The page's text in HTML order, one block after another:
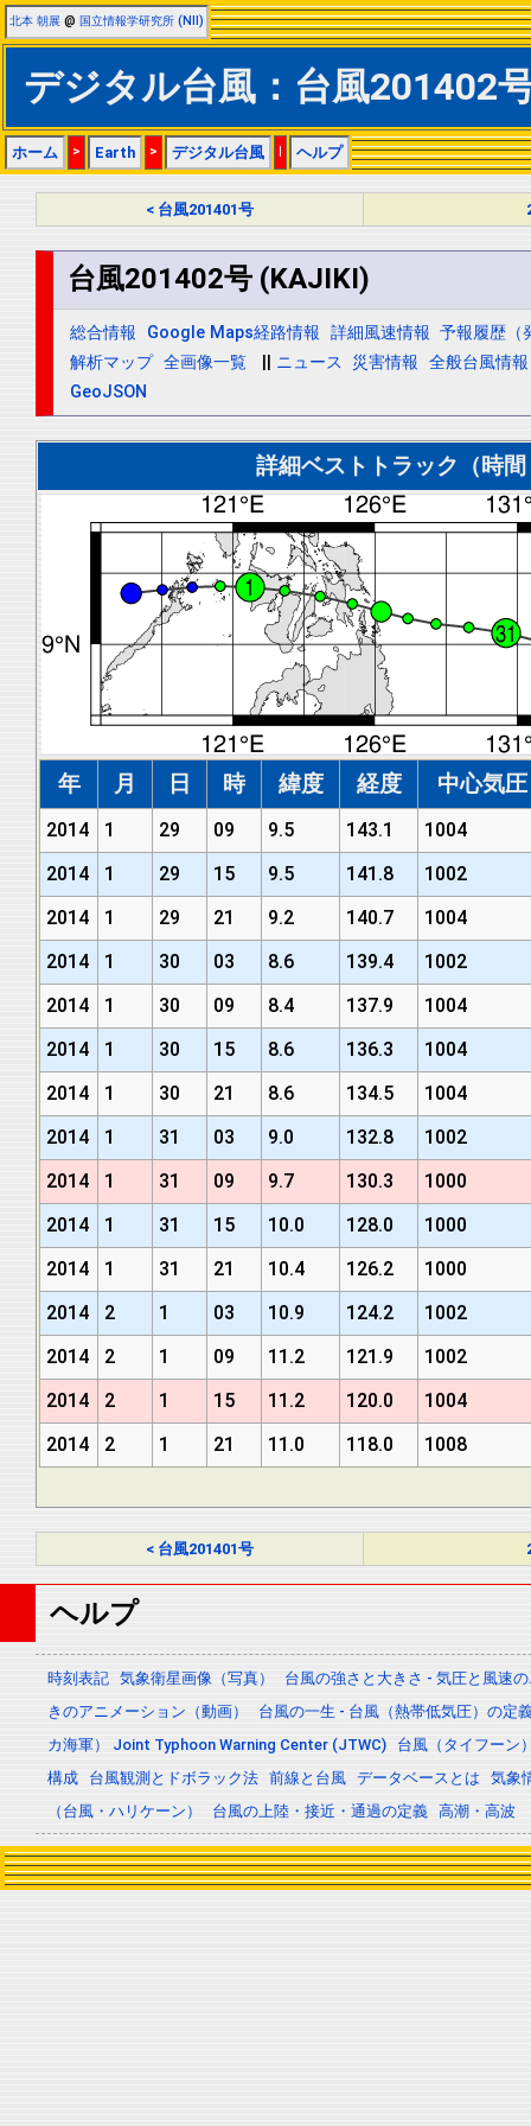
北本 朝展 @ 国立情報学研究所 (NII)
デジタル台風：台風201402
ホーム > Earth > デジタル台風 | ヘルプ
< 台風201401号
台風201402号 (KAJIKI)
総合情報 Google Maps経路情報 詳細風速情報 予報履歴（
解析マップ 全画像一覧 ニュース 災害情報 全般台風情報
GeoJSON
詳細ベストトラック（時
年 月 日 時 緯度 経度 中心気
2014 1 29 09 9.5 143.1
1004
2014
1 29 15 9.5 141.8
1002
2014
1 29 21 9.2 140.7
1004
2014
1 30 03 8.6 139.4
1002
2014
1 30 09 8.4 137.9
1004
2014
1 30 15 8.6 136.3
1004
2014
1 30 21 8.6 134.5
1004
2014
1 31 03 9.0 132.8
1002
2014
1 31 09 9.7 130.3
1000
2014
1 31 15 10.0 128.0
1000
2014
1 31 21 10.4 126.2
1000
2014
2 1 03 10.9 124.2
1002
2014
2 1 09 11.2 121.9
1002
2014
2 1 15 11.2 120.0
1004
2014
2 1 21 11.0 118.0 1008
< 台風201401号
ヘルプ
時刻表記 気象衛星画像（写真）
台風の強さと大きさ - 気圧と風速
きのアニメーション（動画）
台風の一生 - 台風（熱帯低気圧）の定
カ海軍） Joint Typhoon Warning Center (JTWC)
台風（タイフーン
構成
台風観測とドボラック法 前線と台風 データベースとは
気象
（台風・ハリケーン）
台風の上陸・接近・通過の定義 高潮・高波